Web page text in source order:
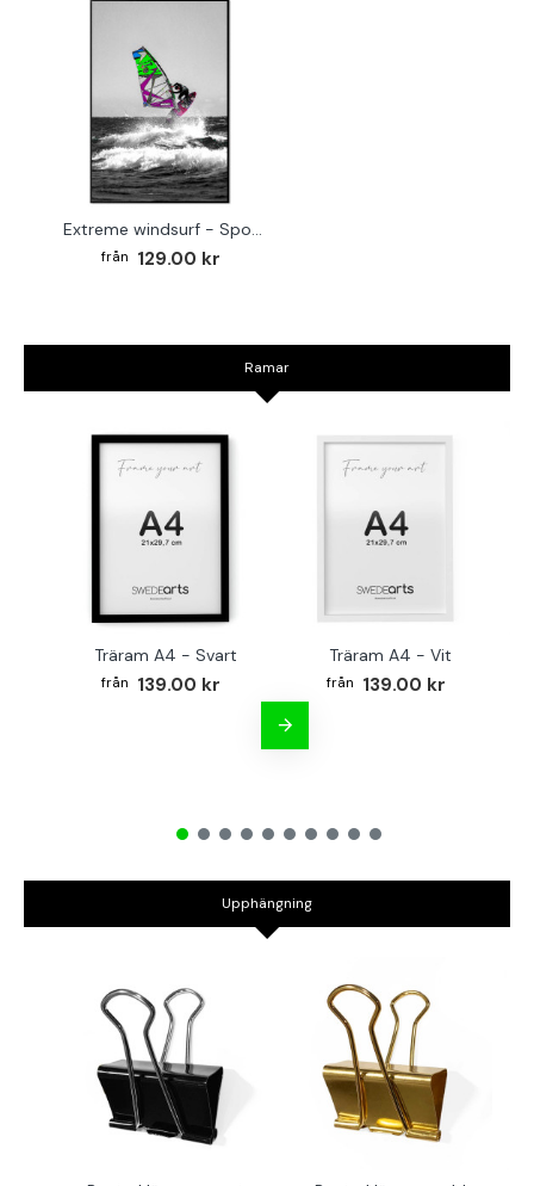
Extreme windsurf - Sport poster
129.00 kr
Ramar
Träram A4 - Svart
139.00 kr
Träram A4 - Vit
139.00 kr
Upphängning